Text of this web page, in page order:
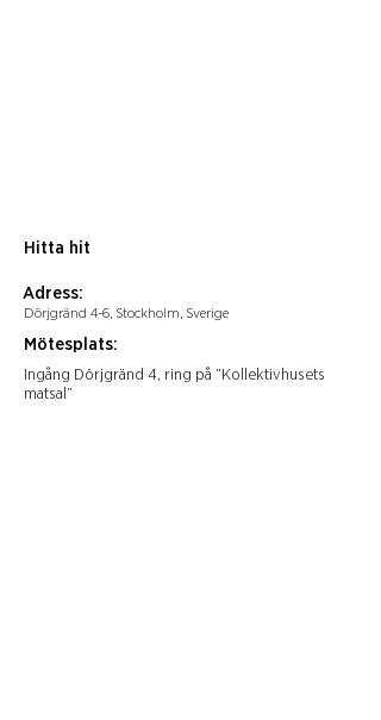
Hitta hit
Adress:
Dörjgränd 4-6, Stockholm, Sverige
Mötesplats:
Ingång Dörjgränd 4, ring på ”Kollektivhusets
matsal”